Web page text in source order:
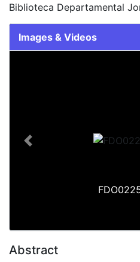
Biblioteca Departamental
Images & Videos
Previous
Abstract